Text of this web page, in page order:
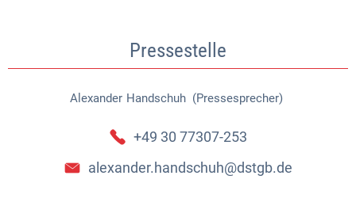
Pressestelle
Alexander Handschuh (Pressesprecher)
Alexander Handschuh
+49 30 77307-253
alexander.handschuh@dstgb.de